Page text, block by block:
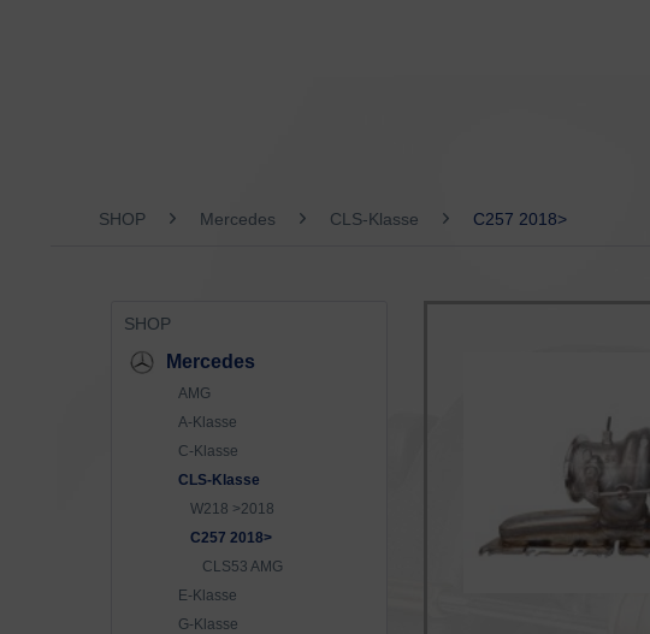
SHOP Mercedes CLS-Klasse C257 2018>
SHOP
Mercedes
AMG
A-Klasse
C-Klasse
CLS-Klasse
W218 >2018
C257 2018>
CLS53 AMG
E-Klasse
G-Klasse